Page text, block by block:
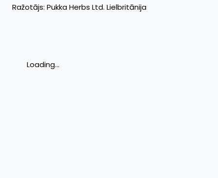
Ražotājs: Pukka Herbs Ltd. Lielbritānija
Loading...